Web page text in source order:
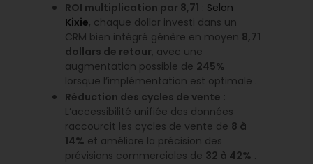
ROI multiplication par 8,71 : Selon
Kixie, chaque dollar investi dans un
CRM bien intégré génère en moyen 8,71
dollars de retour, avec une
augmentation possible de 245%
lorsque l’implémentation est optimale .
Réduction des cycles de vente :
L’accessibilité unifiée des données
raccourcit les cycles de vente de 8 à
14% et améliore la précision des
prévisions commerciales de 32 à 42% .